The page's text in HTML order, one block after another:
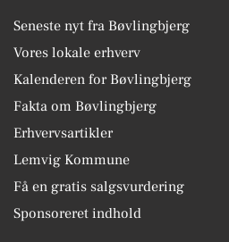
Seneste nyt fra Bøvlingbjerg
Vores lokale erhverv
Kalenderen for Bøvlingbjerg
Fakta om Bøvlingbjerg
Erhvervsartikler
Lemvig Kommune
Få en gratis salgsvurdering
Sponsoreret indhold